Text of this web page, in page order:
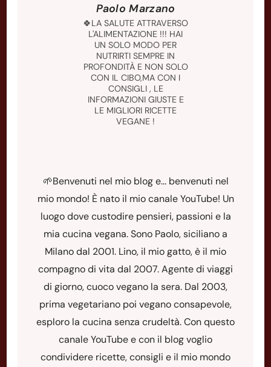
Paolo Marzano
🍀LA SALUTE ATTRAVERSO
L'ALIMENTAZIONE !!! HAI
UN SOLO MODO PER
NUTRIRTI SEMPRE IN
PROFONDITÀ E NON SOLO
CON IL CIBO,MA CON I
CONSIGLI , LE
INFORMAZIONI GIUSTE E
LE MIGLIORI RICETTE
VEGANE !
🌱Benvenuti nel mio blog e... benvenuti nel
mio mondo! È nato il mio canale YouTube! Un
luogo dove custodire pensieri, passioni e la
mia cucina vegana. Sono Paolo, siciliano a
Milano dal 2001. Lino, il mio gatto, è il mio
compagno di vita dal 2007. Agente di viaggi
di giorno, cuoco vegano la sera. Dal 2003,
prima vegetariano poi vegano consapevole,
esploro la cucina senza crudeltà. Con questo
canale YouTube e con il blog voglio
condividere ricette, consigli e il mio mondo